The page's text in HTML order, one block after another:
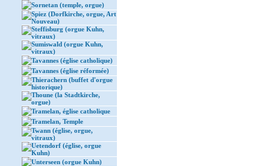
Sornetan (temple, orgue)
Spiez (Dorfkirche, orgue, Art
Nouveau)
Steffisburg (orgue Kuhn,
vitraux)
Sumiswald (orgue Kuhn,
vitraux)
Tavannes (église catholique)
Tavannes (église réformée)
Thierachern (buffet d'orgue
historique)
Thoune (la Stadtkirche,
orgue)
Tramelan, église catholique
Tramelan, Temple
Twann (église, orgue,
vitraux)
Uetendorf (église, orgue
Kuhn)
Unterseen (orgue Kuhn)